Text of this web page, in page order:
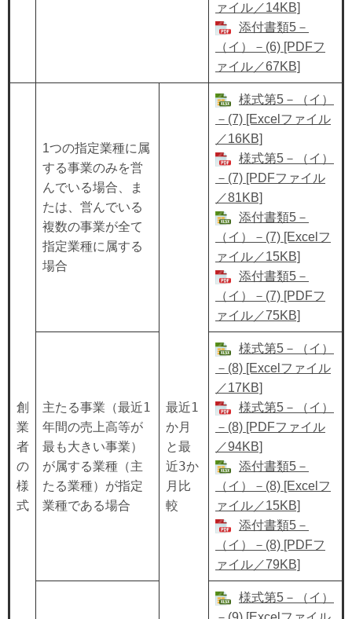
ァイル／14KB]
添付書類5－
（イ）－(6) [PDFフ
ァイル／67KB]
創
業
者
の
様
式
1つの指定業種に属
する事業のみを営
んでいる場合、ま
たは、営んでいる
複数の事業が全て
指定業種に属する
場合
最近1
か月
と最
近3か
月比
較
様式第5－（イ）
－(7) [Excelファイル
／16KB]
様式第5－（イ）
－(7) [PDFファイル
／81KB]
添付書類5－
（イ）－(7) [Excelフ
ァイル／15KB]
添付書類5－
（イ）－(7) [PDFフ
ァイル／75KB]
主たる事業（最近1
年間の売上高等が
最も大きい事業）
が属する業種（主
たる業種）が指定
業種である場合
様式第5－（イ）
－(8) [Excelファイル
／17KB]
様式第5－（イ）
－(8) [PDFファイル
／94KB]
添付書類5－
（イ）－(8) [Excelフ
ァイル／15KB]
添付書類5－
（イ）－(8) [PDFフ
ァイル／79KB]
様式第5－（イ）